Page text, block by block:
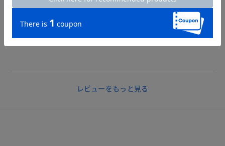
リバーシブル２本購入
ゴルフのズボンに合わせ４色使用中
評判いいです。
レビューをもっと見る